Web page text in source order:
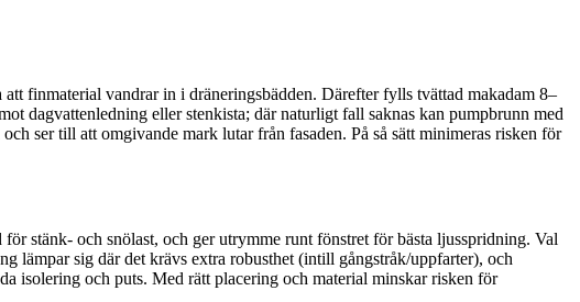
finmaterial vandrar in i dräneringsbädden. Därefter fylls tvättad makadam 8–
dagvattenledning eller stenkista; där naturligt fall saknas kan pumpbrunn med
ser till att omgivande mark lutar från fasaden. På så sätt minimeras risken för
stänk- och snölast, och ger utrymme runt fönstret för bästa ljusspridning. Val
lämpar sig där det krävs extra robusthet (intill gångstråk/uppfarter), och
isolering och puts. Med rätt placering och material minskar risken för